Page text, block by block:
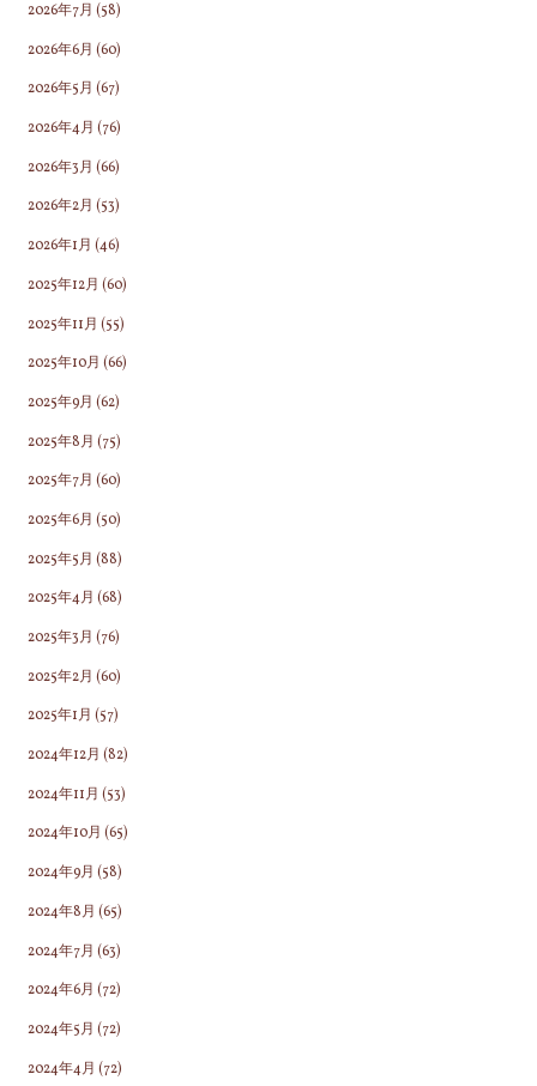
2026年7月 (58)
2026年6月 (60)
2026年5月 (67)
2026年4月 (76)
2026年3月 (66)
2026年2月 (53)
2026年1月 (46)
2025年12月 (60)
2025年11月 (55)
2025年10月 (66)
2025年9月 (62)
2025年8月 (75)
2025年7月 (60)
2025年6月 (50)
2025年5月 (88)
2025年4月 (68)
2025年3月 (76)
2025年2月 (60)
2025年1月 (57)
2024年12月 (82)
2024年11月 (53)
2024年10月 (65)
2024年9月 (58)
2024年8月 (65)
2024年7月 (63)
2024年6月 (72)
2024年5月 (72)
2024年4月 (72)